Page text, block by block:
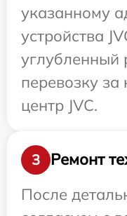
указанному
устройства
углубленный
перевозку
центр JVC.
3
Ремонт
После